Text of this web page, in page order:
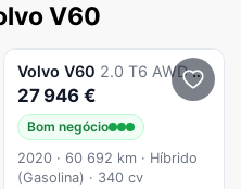
V60
Volvo V60 2.0 T6 AWD TE Inscription
27 946 €
Bom negócio
2020 · 60 692 km · Híbrido
(Gasolina) · 340 cv